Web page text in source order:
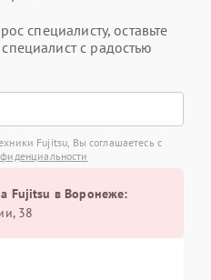
специалисту, оставьте
с радостью
Fujitsu, Вы соглашаетесь с
Fujitsu в Воронеже:
38